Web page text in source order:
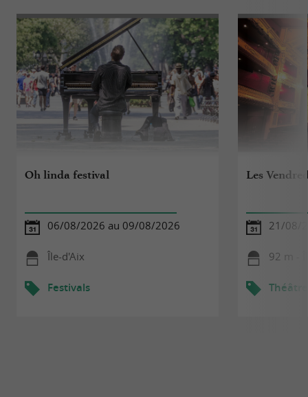
Oh linda festival
06/08/2026 au 09/08/2026
Île-d'Aix
Festivals
Les
21/08/
92 m -
Théâtre